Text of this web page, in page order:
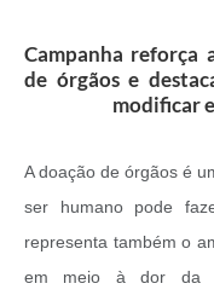
Campanha reforça
de órgãos e
modificar
A doação de órgãos é
ser humano pode
representa também o
em meio à dor da